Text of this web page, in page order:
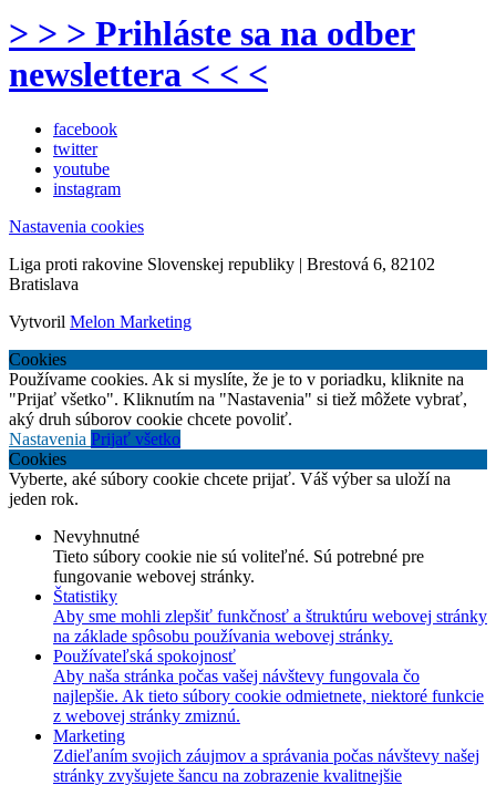
> > > Prihláste sa na odber
newslettera < < <
facebook
twitter
youtube
instagram
Nastavenia cookies
Liga proti rakovine Slovenskej republiky | Brestová 6, 82102
Bratislava
Vytvoril Melon Marketing
Cookies
Používame cookies. Ak si myslíte, že je to v poriadku, kliknite na
"Prijať všetko". Kliknutím na "Nastavenia" si tiež môžete vybrať,
aký druh súborov cookie chcete povoliť.
Nastavenia Prijať všetko
Cookies
Vyberte, aké súbory cookie chcete prijať. Váš výber sa uloží na
jeden rok.
Nevyhnutné
Tieto súbory cookie nie sú voliteľné. Sú potrebné pre
fungovanie webovej stránky.
Štatistiky
Aby sme mohli zlepšiť funkčnosť a štruktúru webovej stránky
na základe spôsobu používania webovej stránky.
Používateľská spokojnosť
Aby naša stránka počas vašej návštevy fungovala čo
najlepšie. Ak tieto súbory cookie odmietnete, niektoré funkcie
z webovej stránky zmiznú.
Marketing
Zdieľaním svojich záujmov a správania počas návštevy našej
stránky zvyšujete šancu na zobrazenie kvalitnejšie